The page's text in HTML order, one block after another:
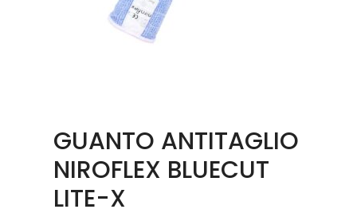
GUANTO ANTITAGLIO
NIROFLEX BLUECUT
LITE-X